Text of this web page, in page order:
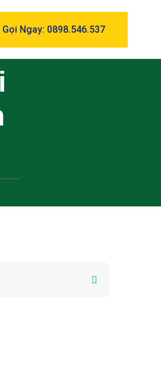
Gọi Ngay: 0898.546.537